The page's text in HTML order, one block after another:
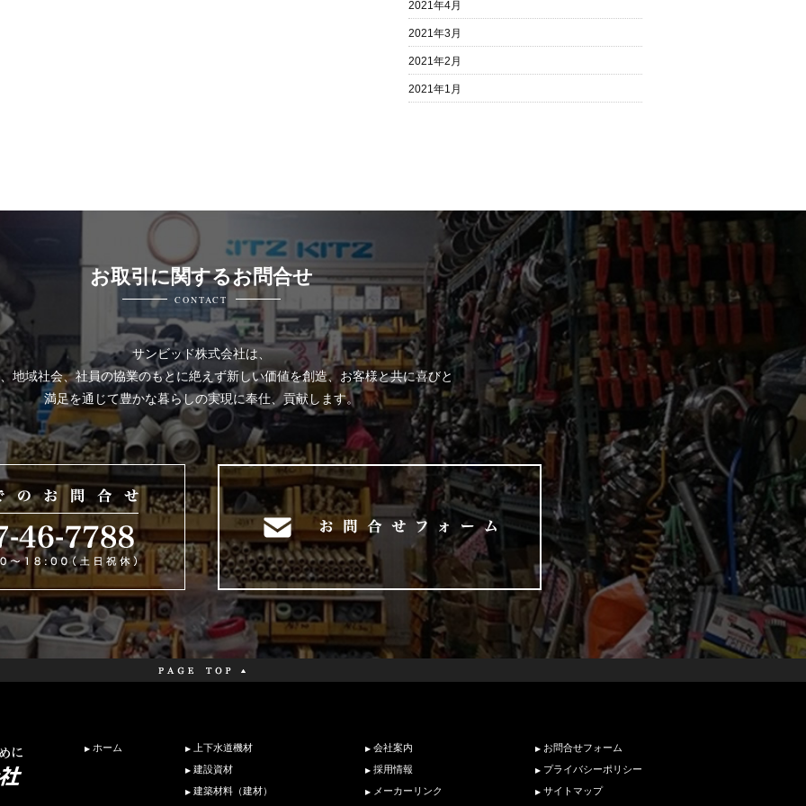
2021年4月
2021年3月
2021年2月
2021年1月
お取引に関するお問合せ
CONTACT
サンビッド株式会社は、
地域社会、社員の協業のもとに絶えず新しい価値を創造、お客様と共に喜びと
満足を通じて豊かな暮らしの実現に奉仕、貢献します。
ホーム
上下水道機材
建設資材
建築材料（建材）
会社案内
採用情報
メーカーリンク
お問合せフォーム
プライバシーポリシー
サイトマップ